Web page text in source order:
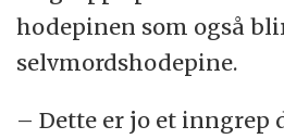
hodepinen som også
selvmordshodepine.
– Dette er jo et inngrep